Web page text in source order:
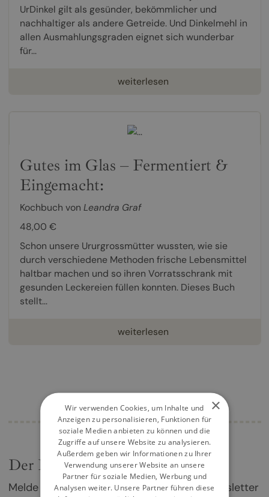
UrDinkel gilt als gesünder, bekömmlicher und
nachhaltiger als andere Getreide. Und Dinkelmehl in
allen Ausmahlungsgraden eignet sich wunderbar
für...
weiterlesen
Gutes im Glas – Fermentiert &
Eingemacht:
Kochbuch von Leandra Graf
48,00 €
Schon unsere Ururgrossmütter wussten, wie sie
durch verschiedene Methoden frische Lebensmittel
haltbar machen und so ihren Vorratsschrank mit
gesunden Leckereien füllen konnten. Dieses Buch
stellt...
weiterlesen
Der Kochbuch-Newsletter
Melde dich jetzt für unseren Kochbuch-Newsletter
×
Wir verwenden Cookies, um Inhalte und
Anzeigen zu personalisieren, Funktionen für
soziale Medien anbieten zu können und die
Zugriffe auf unsere Website zu analysieren.
Außerdem geben wir Informationen zu Ihrer
Verwendung unserer Website an unsere
Partner für soziale Medien, Werbung und
Analysen weiter. Unsere Partner führen diese